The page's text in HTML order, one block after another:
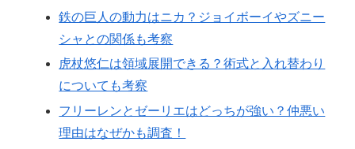
鉄の巨人の動力はニカ？ジョイボーイやズニー
シャとの関係も考察
虎杖悠仁は領域展開できる？術式と入れ替わり
についても考察
フリーレンとゼーリエはどっちが強い？仲悪い
理由はなぜかも調査！